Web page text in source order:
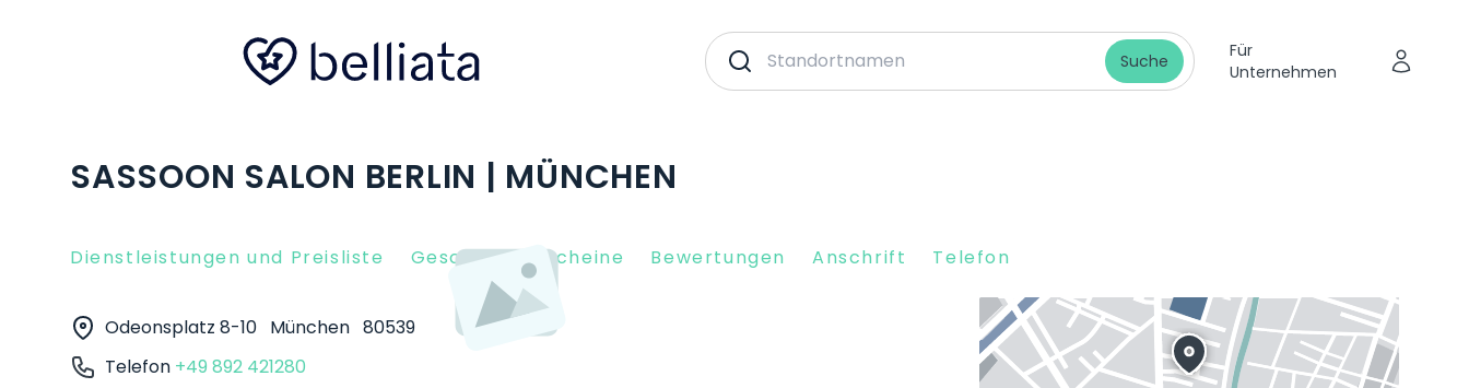
Suche
Für
Unternehmen
SASSOON SALON BERLIN | MÜNCHEN
Dienstleistungen und Preisliste Geschenkgutscheine Bewertungen Anschrift Telefon
Odeonsplatz 8-10 München 80539
Telefon +49 892 421280